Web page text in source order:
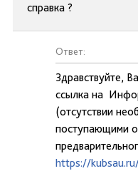
справка ?
Ответ:
Здравствуйте,
ссылка на
(отсутствии
поступающими
https://